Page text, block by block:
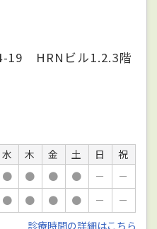
19 HRNビル1.2.3階
水 木 金 土 日
祝
● ● ● ● －
－
● ● ● ● －
－
診療時間の詳細はこちら